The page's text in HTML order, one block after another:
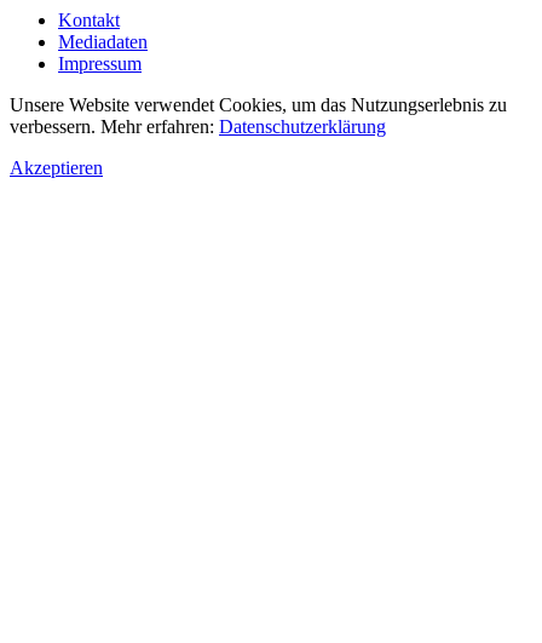
Kontakt
Mediadaten
Impressum
Unsere Website verwendet Cookies, um das Nutzungserlebnis zu
verbessern. Mehr erfahren: Datenschutzerklärung
Akzeptieren